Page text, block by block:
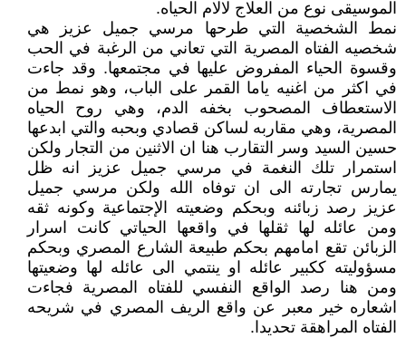
الموسيقى نوع من العلاج لالام الحياه.
نمط الشخصية التي طرحها مرسي جميل عزيز هي
شخصيه الفتاه المصرية التي تعاني من الرغبة في الحب
وقسوة الحياء المفروض عليها في مجتمعها. وقد جاءت
في اكثر من اغنيه ياما القمر على الباب، وهو نمط من
الاستعطاف المصحوب بخفه الدم، وهي روح الحياه
المصرية، وهي مقاربه لساكن قصادي وبحبه والتي ابدعها
حسين السيد وسر التقارب هنا ان الاثنين من التجار ولكن
استمرار تلك النغمة في مرسي جميل عزيز انه ظل
يمارس تجارته الى ان توفاه الله ولكن مرسي جميل
عزيز رصد زبائنه وبحكم وضعيته الإجتماعية وكونه ثقه
ومن عائله لها ثقلها في واقعها الحياتي كانت اسرار
الزبائن تقع امامهم بحكم طبيعة الشارع المصري وبحكم
مسؤوليته ككبير عائله او ينتمي الى عائله لها وضعيتها
ومن هنا رصد الواقع النفسي للفتاه المصرية فجاءت
اشعاره خير معبر عن واقع الريف المصري في شريحه
الفتاه المراهقة تحديدا.